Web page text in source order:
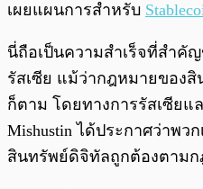
เผยแผนการสำหรับ
นี่ถือเป็นความสำเร็จที่สำคั
รัสเซีย แม้ว่ากฎหมายของ
ก็ตาม โดยทางการรัสเซียแ
Mishustin ได้ประกาศว่าพว
สินทรัพย์ดิจิทัลถูกต้องตามก